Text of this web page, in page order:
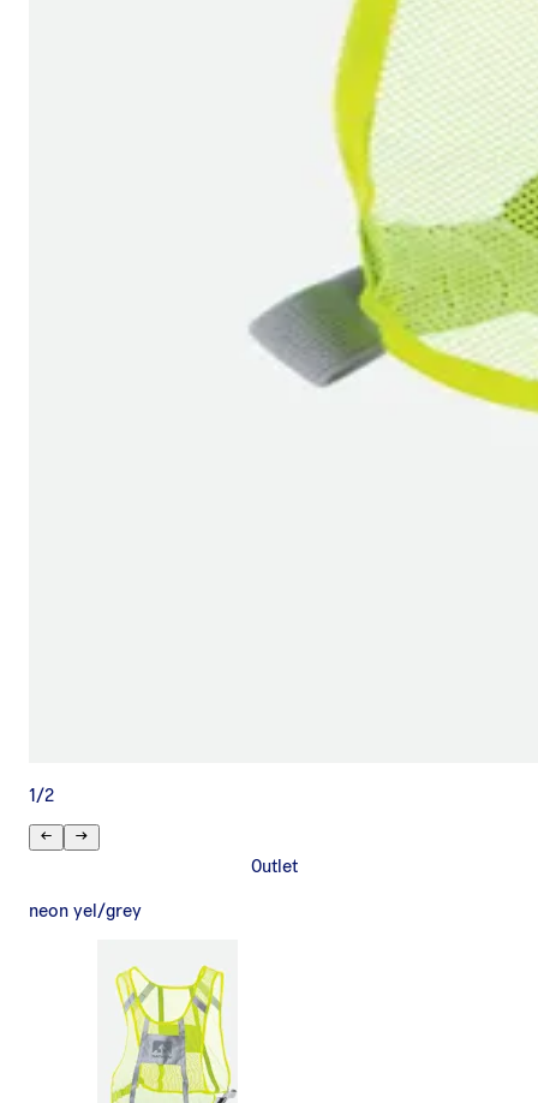
1 /2
Outlet
neon yel/grey